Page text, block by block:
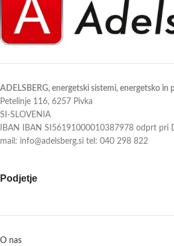
ADELSBERG, energetski sistemi, energetsko in
Petelinje 116, 6257 Pivka
SI-SLOVENIA
IBAN IBAN SI56191000010387978 odprt pri
mail: info@adelsberg.si tel: 040 298 822
Podjetje
O nas